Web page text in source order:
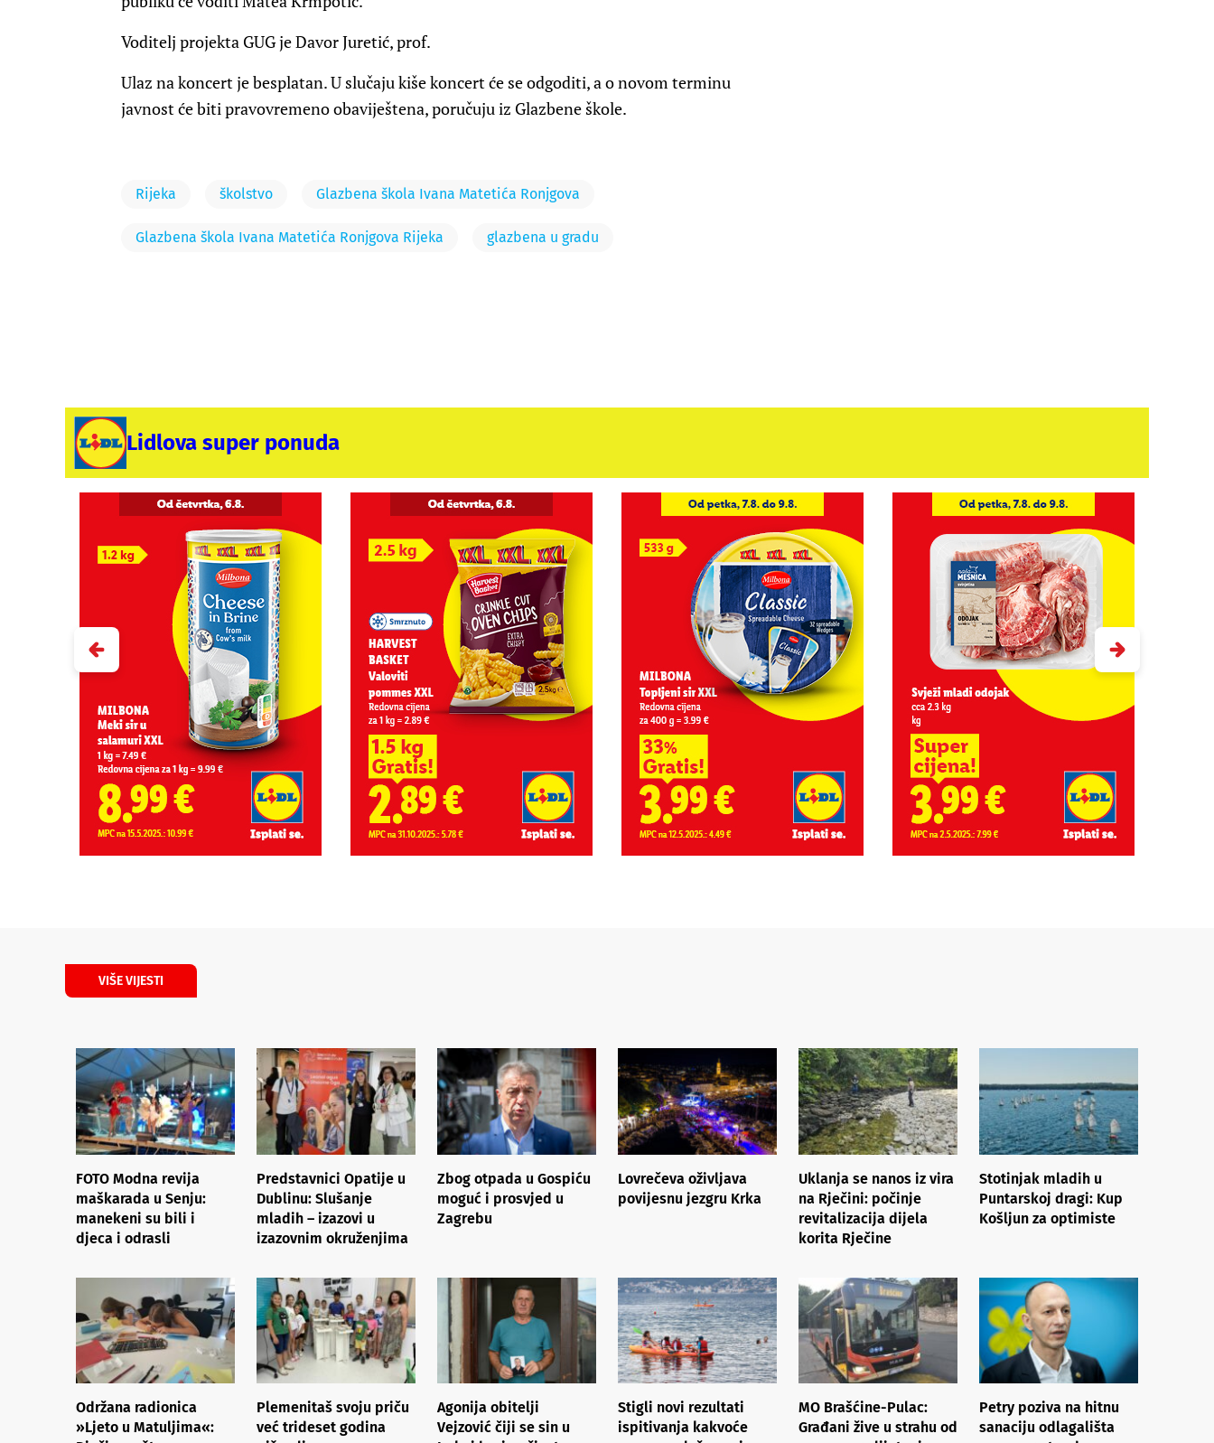
Voditelj projekta GUG je Davor Juretić, prof.
Ulaz na koncert je besplatan. U slučaju kiše koncert će se odgoditi, a o novom terminu
javnost će biti pravovremeno obaviještena, poručuju iz Glazbene škole.
Rijeka školstvo Glazbena škola Ivana Matetića Ronjgova
Glazbena škola Ivana Matetića Ronjgova Rijeka glazbena u gradu
Lidlova super ponuda
VIŠE VIJESTI
FOTO Modna revija
maškarada u Senju:
manekeni su bili i
djeca i odrasli
Predstavnici Opatije u
Dublinu: Slušanje
mladih – izazovi u
izazovnim okruženjima
Zbog otpada u Gospiću
moguć i prosvjed u
Zagrebu
Lovrečeva oživljava
povijesnu jezgru Krka
Uklanja se nanos iz vira
na Rječini: počinje
revitalizacija dijela
korita Rječine
Stotinjak mladih u
Puntarskoj dragi: Kup
Košljun za optimiste
Održana radionica
»Ljeto u Matuljima«:
Plemenitaš svoju priču
već trideset godina
Agonija obitelji
Vejzović čiji se sin u
Stigli novi rezultati
ispitivanja kakvoće
MO Brašćine-Pulac:
Građani žive u strahu od
Petry poziva na hitnu
sanaciju odlagališta